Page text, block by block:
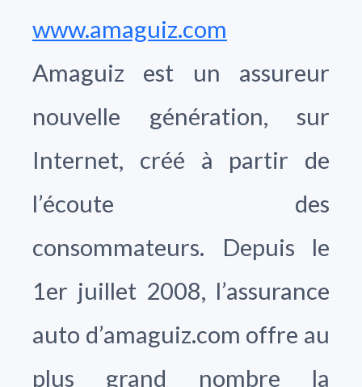
www.amaguiz.com
Amaguiz est un assureur
nouvelle génération, sur
Internet, créé à partir de
l’écoute des
consommateurs. Depuis le
1er juillet 2008, l’assurance
auto d’amaguiz.com offre au
plus grand nombre la